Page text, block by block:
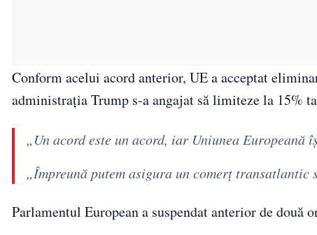
Conform acelui acord anterior, UE a acceptat
administrația Trump s-a angajat să limiteze la 15%
„Un acord este un acord, iar Uniunea Europeană
„Împreună putem asigura un comerţ
Parlamentul European a suspendat anterior de